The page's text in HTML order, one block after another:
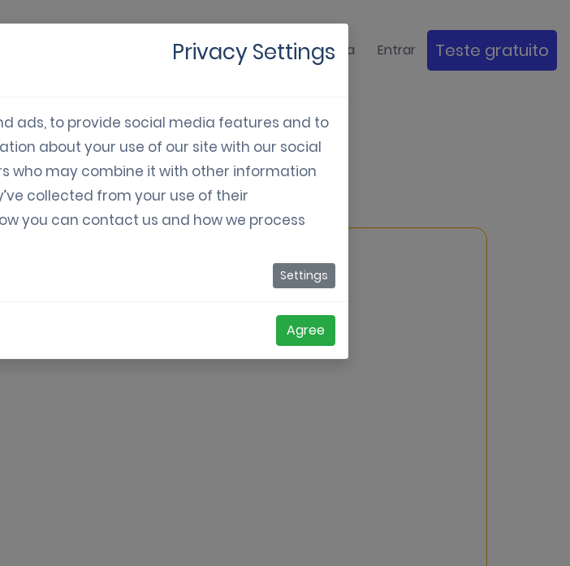
Estudos de
Caso
Empresa Entrar Teste gratuito
Chad Ellis
Privacy Settings
ads, to provide social media features and to
about your use of our site with our social
who may combine it with other information
collected from your use of their
you can contact us and how we process
Settings
Agree